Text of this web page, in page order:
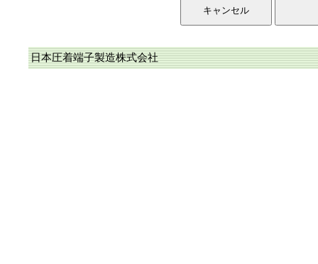
日本圧着端子製造株式会社